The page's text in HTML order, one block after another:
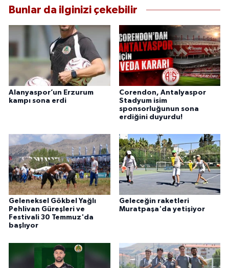
Bunlar da ilginizi çekebilir
Alanyaspor’un Erzurum
kampı sona erdi
Corendon, Antalyaspor
Stadyum isim
sponsorluğunun sona
erdiğini duyurdu!
Geleneksel Gökbel Yağlı
Pehlivan Güreşleri ve
Festivali 30 Temmuz'da
başlıyor
Geleceğin raketleri
Muratpaşa'da yetişiyor